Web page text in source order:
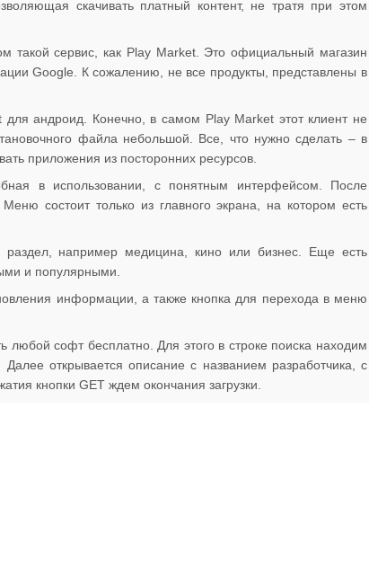
скачивать платный контент, не тратя при этом
такой сервис, как Play Market. Это официальный магазин
Google. К сожалению, не все продукты, представлены в
андроид. Конечно, в самом Play Market этот клиент не
файла небольшой. Все, что нужно сделать – в
приложения из посторонних ресурсов.
в использовании, с понятным интерфейсом. После
состоит только из главного экрана, на котором есть
например медицина, кино или бизнес. Еще есть
и популярными.
информации, а также кнопка для перехода в меню
любой софт бесплатно. Для этого в строке поиска находим
открывается описание с названием разработчика, с
кнопки GET ждем окончания загрузки.